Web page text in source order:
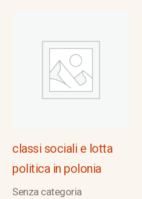
classi sociali e lotta
politica in polonia
Senza categoria